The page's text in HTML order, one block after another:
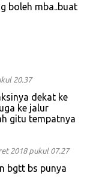
boleh mba..buat
20.37
dekat ke
ke jalur
gitu tempatnya
2018 pukul 07.27
bgtt bs punya